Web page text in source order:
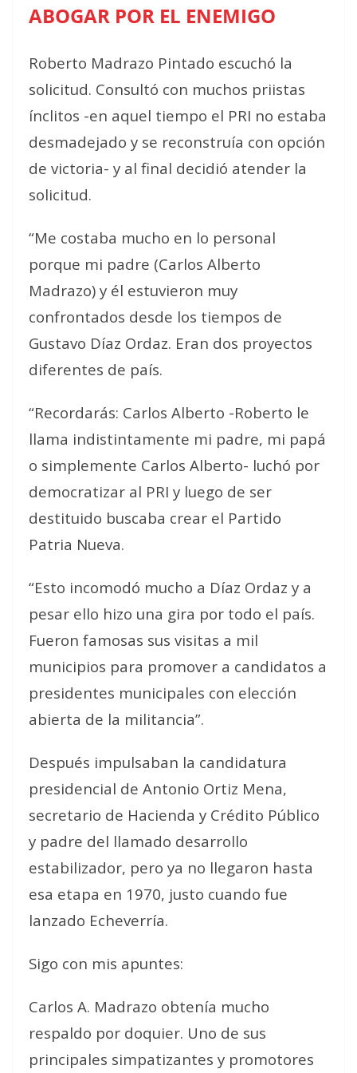
ABOGAR POR EL ENEMIGO
Roberto Madrazo Pintado escuchó la
solicitud. Consultó con muchos priistas
ínclitos -en aquel tiempo el PRI no estaba
desmadejado y se reconstruía con opción
de victoria- y al final decidió atender la
solicitud.
“Me costaba mucho en lo personal
porque mi padre (Carlos Alberto
Madrazo) y él estuvieron muy
confrontados desde los tiempos de
Gustavo Díaz Ordaz. Eran dos proyectos
diferentes de país.
“Recordarás: Carlos Alberto -Roberto le
llama indistintamente mi padre, mi papá
o simplemente Carlos Alberto- luchó por
democratizar al PRI y luego de ser
destituido buscaba crear el Partido
Patria Nueva.
“Esto incomodó mucho a Díaz Ordaz y a
pesar ello hizo una gira por todo el país.
Fueron famosas sus visitas a mil
municipios para promover a candidatos a
presidentes municipales con elección
abierta de la militancia”.
Después impulsaban la candidatura
presidencial de Antonio Ortiz Mena,
secretario de Hacienda y Crédito Público
y padre del llamado desarrollo
estabilizador, pero ya no llegaron hasta
esa etapa en 1970, justo cuando fue
lanzado Echeverría.
Sigo con mis apuntes:
Carlos A. Madrazo obtenía mucho
respaldo por doquier. Uno de sus
principales simpatizantes y promotores